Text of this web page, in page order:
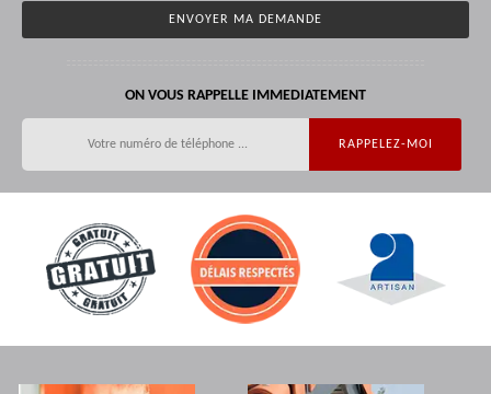
ON VOUS RAPPELLE IMMEDIATEMENT